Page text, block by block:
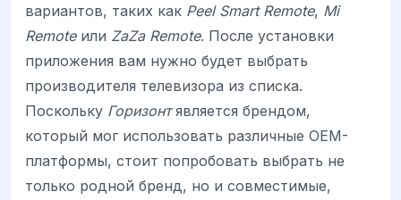
вариантов, таких как Peel Smart Remote, Mi
Remoteили ZaZa Remote. После установки
приложения вам нужно будет выбрать
производителя телевизора из списка.
Поскольку Горизонтявляется брендом,
который мог использовать различные OEM-
платформы, стоит попробовать выбрать не
только родной бренд, но и совместимые,